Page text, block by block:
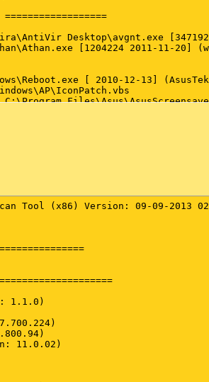
Tool (x86) Version: 09-09-2013 02
1.1.0)
11.0.02)